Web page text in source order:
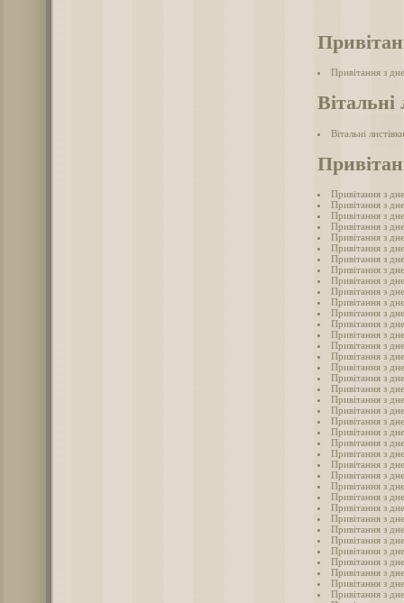
Привітання з
Вітальні
Вітальні
Привітання з
Привітання з
Привітання з
Привітання з
Привітання з
Привітання з
Привітання з
Привітання з
Привітання з
Привітання з
Привітання з
Привітання з
Привітання з
Привітання з
Привітання з
Привітання з
Привітання з
Привітання з
Привітання з
Привітання з
Привітання з
Привітання з
Привітання з
Привітання з
Привітання з
Привітання з
Привітання з
Привітання з
Привітання з
Привітання з
Привітання з
Привітання з
Привітання з
Привітання з
Привітання з
Привітання з
Привітання з
Привітання з